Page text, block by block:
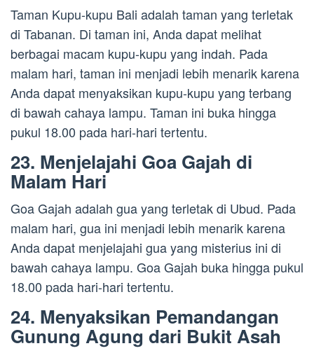
Taman Kupu-kupu Bali adalah taman yang terletak
di Tabanan. Di taman ini, Anda dapat melihat
berbagai macam kupu-kupu yang indah. Pada
malam hari, taman ini menjadi lebih menarik karena
Anda dapat menyaksikan kupu-kupu yang terbang
di bawah cahaya lampu. Taman ini buka hingga
pukul 18.00 pada hari-hari tertentu.
23. Menjelajahi Goa Gajah di
Malam Hari
Goa Gajah adalah gua yang terletak di Ubud. Pada
malam hari, gua ini menjadi lebih menarik karena
Anda dapat menjelajahi gua yang misterius ini di
bawah cahaya lampu. Goa Gajah buka hingga pukul
18.00 pada hari-hari tertentu.
24. Menyaksikan Pemandangan
Gunung Agung dari Bukit Asah